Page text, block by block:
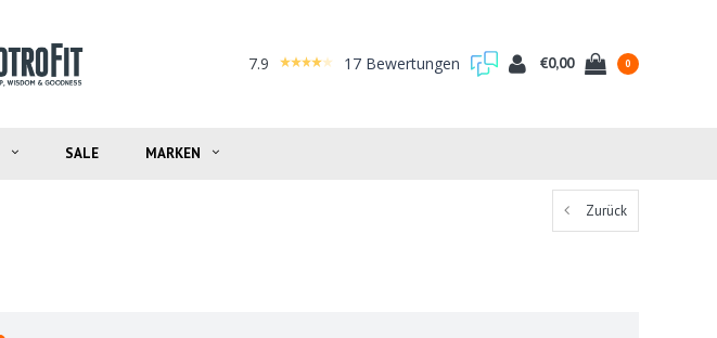
7.9 17 Bewertungen €0,00 0
SALE MARKEN
Zurück